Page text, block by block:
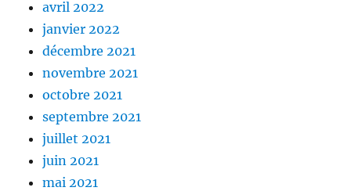
avril 2022
janvier 2022
décembre 2021
novembre 2021
octobre 2021
septembre 2021
juillet 2021
juin 2021
mai 2021